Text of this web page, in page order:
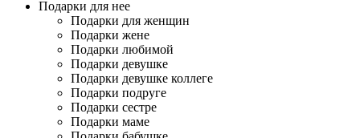
Подарки для нее
Подарки для женщин
Подарки жене
Подарки любимой
Подарки девушке
Подарки девушке коллеге
Подарки подруге
Подарки сестре
Подарки маме